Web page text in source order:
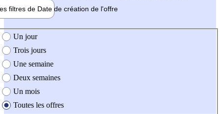
filtres de Date de création de l'offre
création de l'offre
Un jour
Trois jours
Une semaine
Deux semaines
Un mois
Toutes les offres